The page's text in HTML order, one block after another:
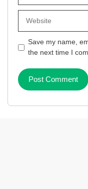
Save my name,
the next time I